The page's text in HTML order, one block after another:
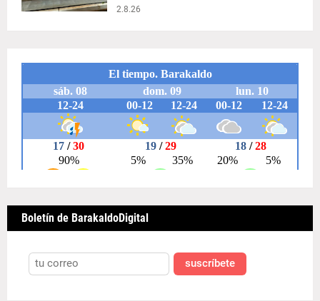
2.8.26
Boletín de BarakaldoDigital
suscríbete